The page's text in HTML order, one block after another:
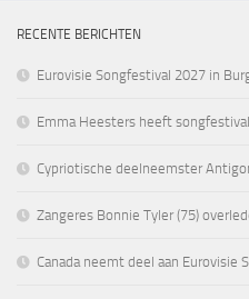
RECENTE BERICHTEN
Eurovisie Songfestival 2027 in
Emma Heesters heeft
Cypriotische deelneemster
Zangeres Bonnie Tyler (75)
Canada neemt deel aan Eurovisie